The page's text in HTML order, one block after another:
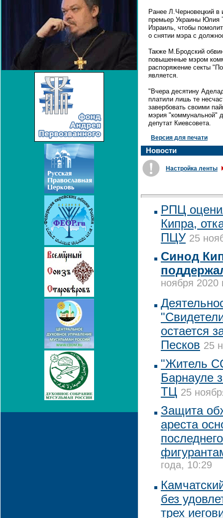
Ранее Л.Черновецкий в
премьер Украины Юлия
Израиль, чтобы
о снятии мэра с
Также М.Бродский
повышенные мэром
распоряжение секты
является.
"Вчера десятину
платили лишь те
завербовать своими
мэрия "коммунальной"
депутат Киевсовета.
Версия для печати
Новости
Настройка ленты
РПЦ
Кипра,
ПЦУ 25
Синод
ноября 2020
остается
Песков 25
"Житель
Барнауле
ТЦ 25
Защита
ареста
года, 10:29
без
трех